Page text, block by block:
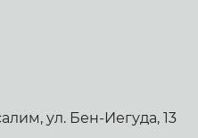
ул. Бен-Иегуда, 13